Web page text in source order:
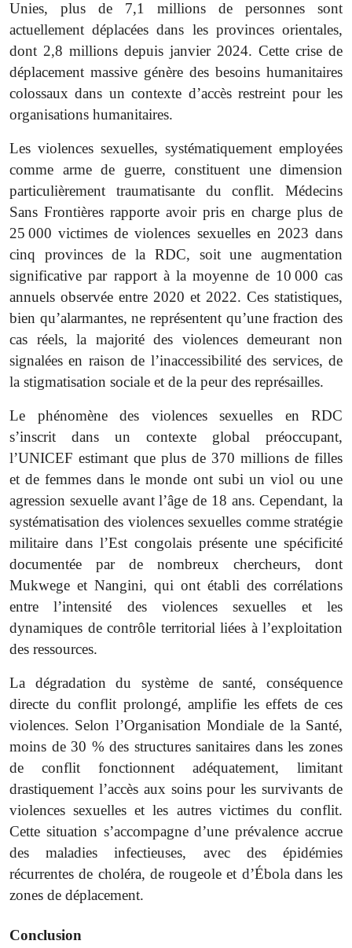
Unies, plus de 7,1 millions de personnes sont
actuellement déplacées dans les provinces orientales,
dont 2,8 millions depuis janvier 2024. Cette crise de
déplacement massive génère des besoins humanitaires
colossaux dans un contexte d’accès restreint pour les
organisations humanitaires.
Les violences sexuelles, systématiquement employées
comme arme de guerre, constituent une dimension
particulièrement traumatisante du conflit. Médecins
Sans Frontières rapporte avoir pris en charge plus de
25 000 victimes de violences sexuelles en 2023 dans
cinq provinces de la RDC, soit une augmentation
significative par rapport à la moyenne de 10 000 cas
annuels observée entre 2020 et 2022. Ces statistiques,
bien qu’alarmantes, ne représentent qu’une fraction des
cas réels, la majorité des violences demeurant non
signalées en raison de l’inaccessibilité des services, de
la stigmatisation sociale et de la peur des représailles.
Le phénomène des violences sexuelles en RDC
s’inscrit dans un contexte global préoccupant,
l’UNICEF estimant que plus de 370 millions de filles
et de femmes dans le monde ont subi un viol ou une
agression sexuelle avant l’âge de 18 ans. Cependant, la
systématisation des violences sexuelles comme stratégie
militaire dans l’Est congolais présente une spécificité
documentée par de nombreux chercheurs, dont
Mukwege et Nangini, qui ont établi des corrélations
entre l’intensité des violences sexuelles et les
dynamiques de contrôle territorial liées à l’exploitation
des ressources.
La dégradation du système de santé, conséquence
directe du conflit prolongé, amplifie les effets de ces
violences. Selon l’Organisation Mondiale de la Santé,
moins de 30 % des structures sanitaires dans les zones
de conflit fonctionnent adéquatement, limitant
drastiquement l’accès aux soins pour les survivants de
violences sexuelles et les autres victimes du conflit.
Cette situation s’accompagne d’une prévalence accrue
des maladies infectieuses, avec des épidémies
récurrentes de choléra, de rougeole et d’Ébola dans les
zones de déplacement.
Conclusion